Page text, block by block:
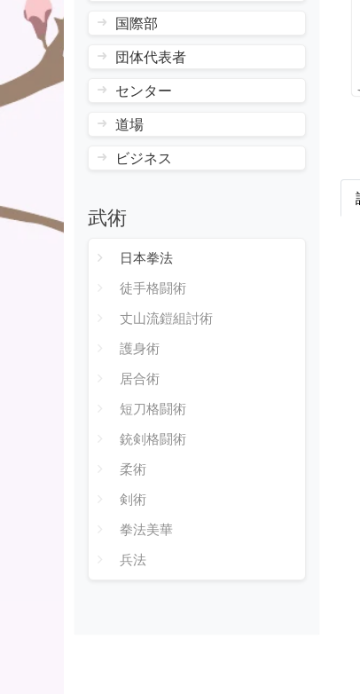
国際部
団体代表者
センター
道場
ビジネス
武術
日本拳法
徒手格闘術
丈山流鎧組討術
護身術
居合術
短刀格闘術
銃剣格闘術
柔術
剣術
拳法美華
兵法